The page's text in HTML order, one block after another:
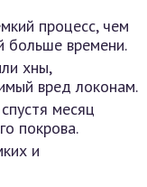
процесс, чем
больше времени.
хны,
вред локонам.
месяц
покрова.
и